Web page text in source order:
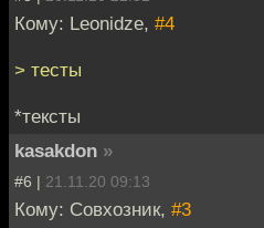
Кому: Leonidze, #4
> тесты
*тексты
kasakdon »
#6 | 21.11.20 09:13
Кому: Совхозник, #3